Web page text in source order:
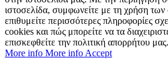
ιστοσελίδα, συμφωνείτε με τη χρήση
επιθυμείτε περισσότερες πληροφορίες
cookies και πώς μπορείτε να τα
επισκεφθείτε την πολιτική απορρήτου μας.
More info More info Accept